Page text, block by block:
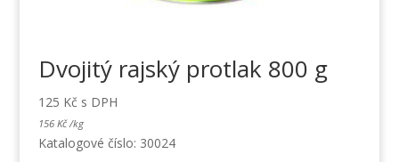
Dvojitý rajský protlak 800 g
125 Kč s DPH
156 Kč /kg
Katalogové číslo: 30024